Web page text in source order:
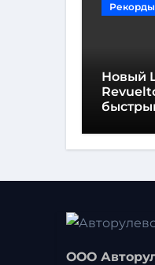
Рекорды
Новый
ООО